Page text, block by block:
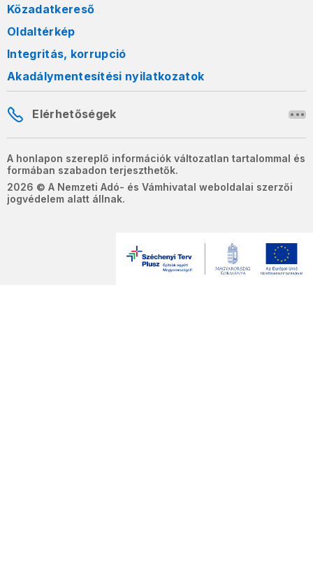
Közadatkereső
Oldaltérkép
Integritás, korrupció
Akadálymentesítési nyilatkozatok
Elérhetőségek
A honlapon szereplő információk változatlan tartalommal és
formában szabadon terjeszthetők.
2026 © A Nemzeti Adó- és Vámhivatal weboldalai szerzői
jogvédelem alatt állnak.